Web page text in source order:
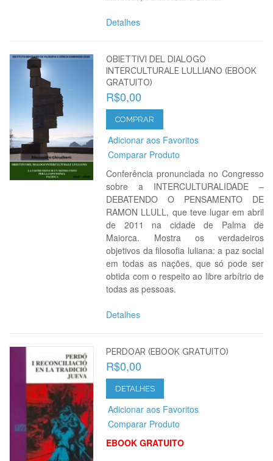
Detalhes
OBIETTIVI DEL DIALOGO
INTERCULTURALE LULLIANO (EBOOK
GRATUITO)
R$0,00
COMPRAR
Adicionar aos Favoritos
Comparar Produto
Conferência pronunciada no Congresso
sobre a INTERCULTURALIDADE –
DEBATENDO O PENSAMENTO DE
RAMON LLULL, que teve lugar em abril
de 2011 na cidade de Palma de
Maiorca. Mostra os verdadeiros
objetivos da filosofia luliana: a paz social
em todas as nações, que só pode ser
obtida com o respeito ao libre arbítrio de
todas as pessoas.
Detalhes
PERDOAR (EBOOK GRATUITO)
R$0,00
DETALHES
Adicionar aos Favoritos
Comparar Produto
EBOOK GRATUITO